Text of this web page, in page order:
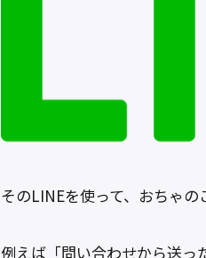
そのLINEを使って、おちゃの
例えば「問い合わせから送っ